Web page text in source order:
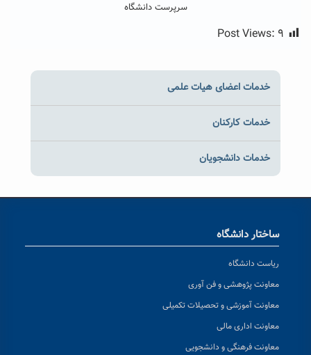
سرپرست دانشگاه
Post Views: ۹
خدمات اعضای هیات علمی
خدمات کارکنان
خدمات دانشجویان
ساختار دانشگاه
ریاست دانشگاه
معاونت پژوهشی و فن آوری
معاونت آموزشی و تحصیلات تکمیلی
معاونت اداری مالی
معاونت فرهنگی و دانشجویی